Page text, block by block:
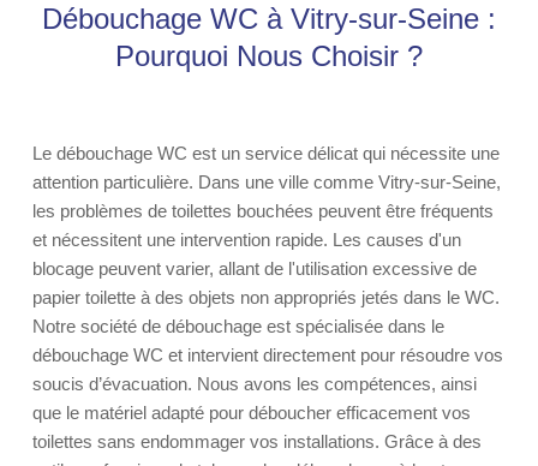
Débouchage WC à Vitry-sur-Seine :
Pourquoi Nous Choisir ?
Le débouchage WC est un service délicat qui nécessite une
attention particulière. Dans une ville comme Vitry-sur-Seine,
les problèmes de toilettes bouchées peuvent être fréquents
et nécessitent une intervention rapide. Les causes d'un
blocage peuvent varier, allant de l'utilisation excessive de
papier toilette à des objets non appropriés jetés dans le WC.
Notre société de débouchage est spécialisée dans le
débouchage WC et intervient directement pour résoudre vos
soucis d’évacuation. Nous avons les compétences, ainsi
que le matériel adapté pour déboucher efficacement vos
toilettes sans endommager vos installations. Grâce à des